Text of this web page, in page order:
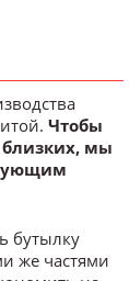
Чтобы
близких, мы
бутылку
же частями